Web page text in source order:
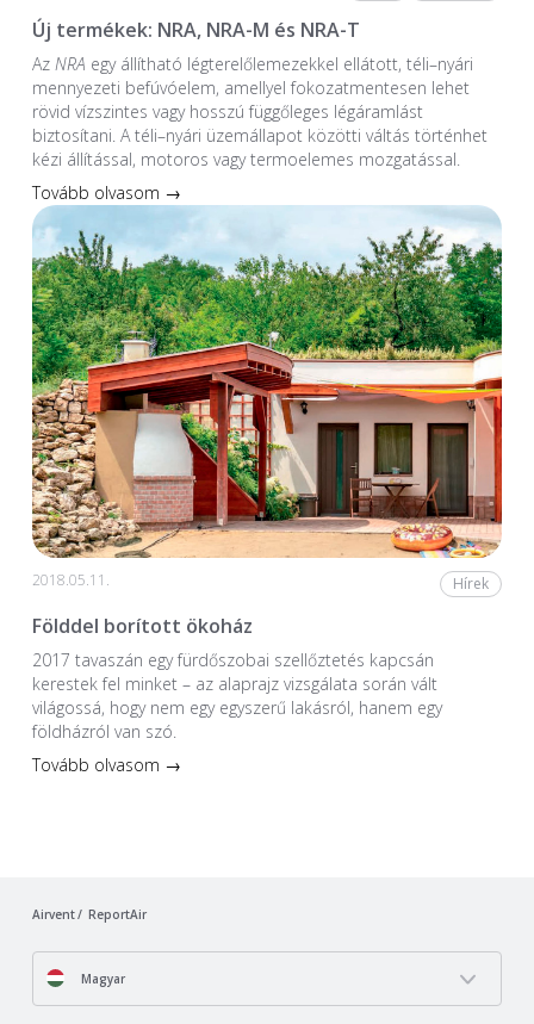
Új termékek: NRA, NRA-M és NRA-T
Az NRA egy állítható légterelőlemezekkel ellátott, téli–nyári
mennyezeti befúvóelem, amellyel fokozatmentesen lehet
rövid vízszintes vagy hosszú függőleges légáramlást
biztosítani. A téli–nyári üzemállapot közötti váltás történhet
kézi állítással, motoros vagy termoelemes mozgatással.
Tovább olvasom →
2018.05.11. Hírek
Földdel borított ökoház
2017 tavaszán egy fürdőszobai szellőztetés kapcsán
kerestek fel minket – az alaprajz vizsgálata során vált
világossá, hogy nem egy egyszerű lakásról, hanem egy
földházról van szó.
Tovább olvasom →
Airvent ReportAir
Magyar